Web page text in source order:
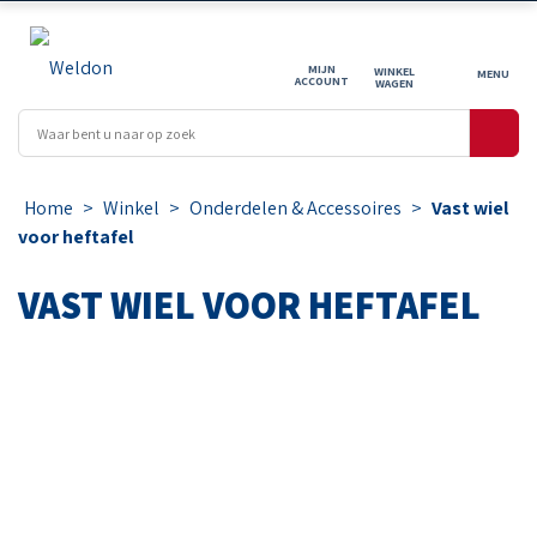
MIJN
ACCOUNT
WINKEL
WAGEN
Home > Winkel > Onderdelen & Accessoires > Vast wiel
voor heftafel
VAST WIEL VOOR HEFTAFEL